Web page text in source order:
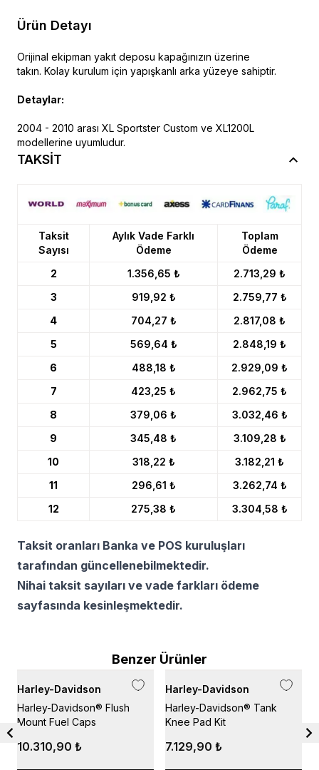
Ürün Detayı
Orijinal ekipman yakıt deposu kapağınızın üzerine
takın. Kolay kurulum için yapışkanlı arka yüzeye sahiptir.
Detaylar:
2004 - 2010 arası XL Sportster Custom ve XL1200L
modellerine uyumludur.
TAKSİT
Taksit
Sayısı
Aylık Vade Farklı
Ödeme
Toplam
Ödeme
2
1.356,65 ₺
2.713,29 ₺
3
919,92 ₺
2.759,77 ₺
4
704,27 ₺
2.817,08 ₺
5
569,64 ₺
2.848,19 ₺
6
488,18 ₺
2.929,09 ₺
7
423,25 ₺
2.962,75 ₺
8
379,06 ₺
3.032,46 ₺
9
345,48 ₺
3.109,28 ₺
10
318,22 ₺
3.182,21 ₺
11
296,61 ₺
3.262,74 ₺
12
275,38 ₺ 3.304,58 ₺
Taksit oranları Banka ve POS kuruluşları
tarafından güncellenebilmektedir.
Nihai taksit sayıları ve vade farkları ödeme
sayfasında kesinleşmektedir.
Benzer Ürünler
Harley-Davidson
Harley-Davidson® Flush
Mount Fuel Caps
10.310,90 ₺
Harley-Davidson
Harley-Davidson® Tank
Knee Pad Kit
7.129,90 ₺